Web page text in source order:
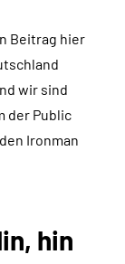
Beitrag hier
wir sind
der Public
Ironman
hin